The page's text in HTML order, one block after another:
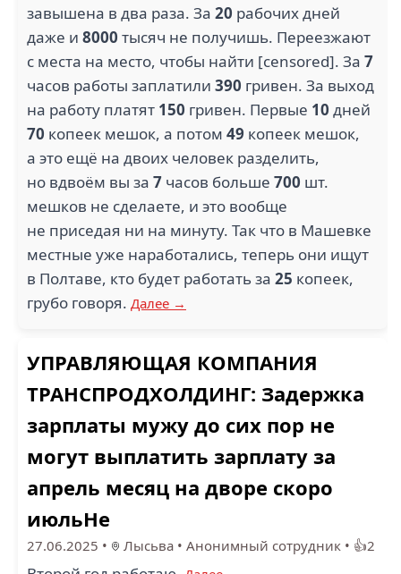
завышена в два раза. За 20 рабочих дней
даже и 8000 тысяч не получишь. Переезжают
с места на место, чтобы найти [censored]. За 7
часов работы заплатили 390 гривен. За выход
на работу платят 150 гривен. Первые 10 дней
70 копеек мешок, а потом 49 копеек мешок,
а это ещё на двоих человек разделить,
но вдвоём вы за 7 часов больше 700 шт.
мешков не сделаете, и это вообще
не приседая ни на минуту. Так что в Машевке
местные уже наработались, теперь они ищут
в Полтаве, кто будет работать за 25 копеек,
грубо говоря. Далее →
УПРАВЛЯЮЩАЯ КОМПАНИЯ
ТРАНСПРОДХОЛДИНГ: Задержка
зарплаты мужу до сих пор не
могут выплатить зарплату за
апрель месяц на дворе скоро
июльНе
27.06.2025 • Лысьва • Анонимный сотрудник • 👍2